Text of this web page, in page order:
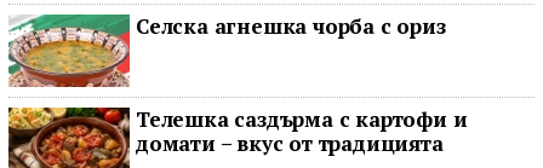
Селска агнешка чорба с ориз
Телешка саздърма с картофи и
домати – вкус от традицията